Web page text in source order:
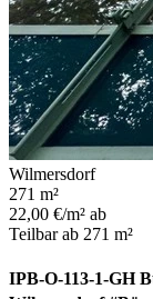
Wilmersdorf
271 m²
22,00 €/m² ab
Teilbar ab 271 m²
IPB-O-113-1-GH